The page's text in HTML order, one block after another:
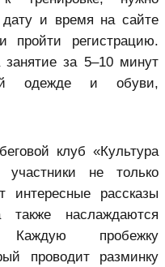
и время на сайте
пройти регистрацию.
занятие за 5–10 минут
одежде и обуви,
клуб «Культура
не только
рассказы
также наслаждаются
пробежку
проводит разминку